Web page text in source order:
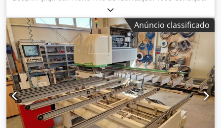
Bem conservada (máquina escolar) Equipamento: Unidade
de fresagem 5 kW Porta-ferramentas cilíndrico de 25 mm
com aperto por chave de gancho Unidade de furação 1,5
kW com 19 fusos Cabeçote cruzado com 4 fusos de furação
Unidade de serra pode ser girada do eixo X para Y
Barreiras de luz na área frontal Computador novo em 2015
Sistema operacional Windows 98 Software Weeke -
Woodwop 4.0 Dados técnicos: Curso de trabalho X: 3455
mm Curso de trabalho Y: 1480 mm Curso de trabalho Z:
260 mm Dimensões externas: Comprimento: aprox. 6115
mm Profundidade: aprox. 3660 mm Localização: Röllbach
Disponibilidade: imediata
Anúncio classificado